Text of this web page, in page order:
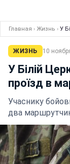
Главная › Жизнь › У
ЖИЗНЬ 10
У Білій
проїзд в
Учаснику
два